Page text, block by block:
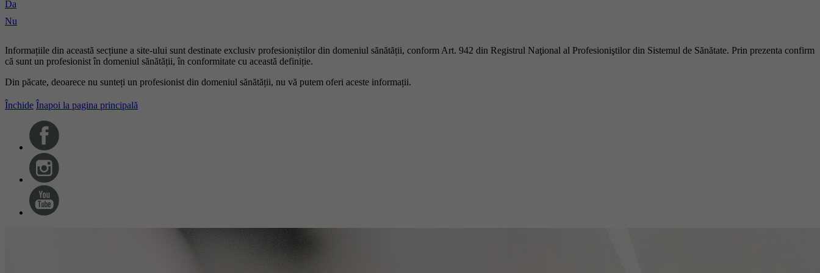
Da
Nu
Informațiile din această secțiune a site-ului sunt destinate exclusiv profesioniștilor din domeniul sănătății, conform Art. 942 din Registrul Naţional al Profesioniştilor din Sistemul de Sănătate. Prin prezenta confirm
că sunt un profesionist în domeniul sănătății, în conformitate cu această definiție.
Din păcate, deoarece nu sunteți un profesionist din domeniul sănătății, nu vă putem oferi aceste informații.
Închide Înapoi la pagina principală